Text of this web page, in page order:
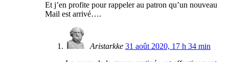
Et j’en profite pour rappeler au patron qu’un nouveau
Mail est arrivé….
Aristarkke 31 août 2020, 17 h 34 min